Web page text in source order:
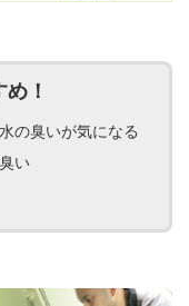
！
の臭いが気になる
い